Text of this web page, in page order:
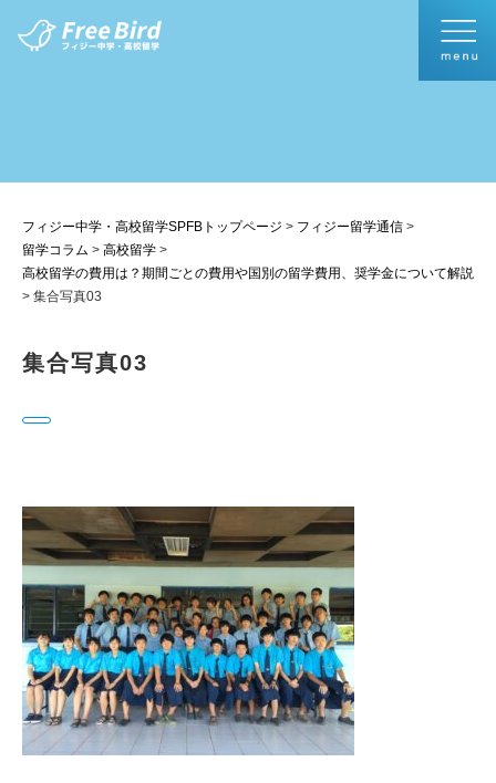
フィジー中学・高校留学SPFBトップページ > フィジー留学通信 >
留学コラム > 高校留学 >
高校留学の費用は？期間ごとの費用や国別の留学費用、奨学金について解説
> 集合写真03
集合写真03